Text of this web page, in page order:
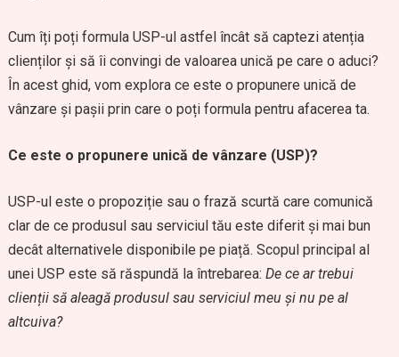
Cum îți poți formula USP-ul astfel încât să captezi atenția
clienților și să îi convingi de valoarea unică pe care o aduci?
În acest ghid, vom explora ce este o propunere unică de
vânzare și pașii prin care o poți formula pentru afacerea ta.
Ce este o propunere unică de vânzare (USP)?
USP-ul este o propoziție sau o frază scurtă care comunică
clar de ce produsul sau serviciul tău este diferit și mai bun
decât alternativele disponibile pe piață. Scopul principal al
unei USP este să răspundă la întrebarea: De ce ar trebui
clienții să aleagă produsul sau serviciul meu și nu pe al
altcuiva?